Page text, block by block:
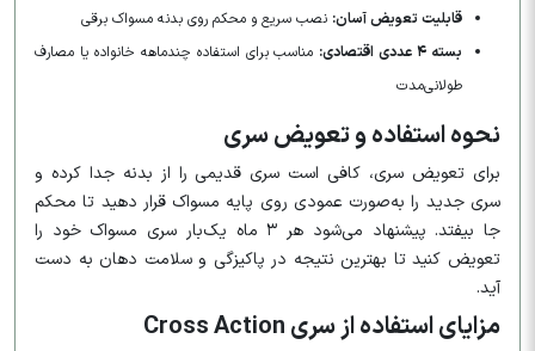
قابلیت تعویض آسان: نصب سریع و محکم روی بدنه مسواک برقی
بسته ۴ عددی اقتصادی:
مناسب برای استفاده چندماهه خانواده یا مصارف
طولانی‌مدت
نحوه استفاده و تعویض سری
برای تعویض سری، کافی است سری قدیمی را از بدنه جدا کرده و
سری جدید را به‌صورت عمودی روی پایه مسواک قرار دهید تا محکم
جا بیفتد. پیشنهاد می‌شود هر ۳ ماه یک‌بار سری مسواک خود را
تعویض کنید تا بهترین نتیجه در پاکیزگی و سلامت دهان به دست
آید.
مزایای استفاده از سری Cross Action